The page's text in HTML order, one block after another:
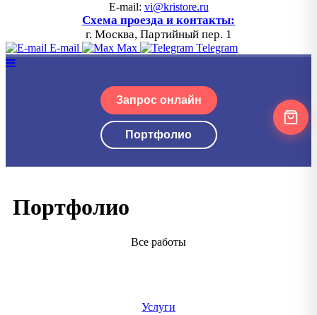
E-mail: vi@kristore.ru
Схема проезда и контакты:
г. Москва, Партийный пер. 1
E-mail Max Telegram
Запрос онлайн
Портфолио
Портфолио
Все работы
Услуги